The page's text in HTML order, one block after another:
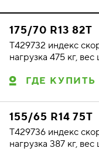
175/70 R13 82T
T429732 индекс
нагрузка 475 кг,
ГДЕ КУПИТЬ
155/65 R14 75T
T429736 индекс
нагрузка 387 кг,